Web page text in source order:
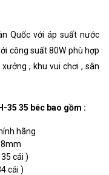
Quốc với áp suất nước
công suất 80W phù hợp
, khu vui chơi , sân
35 35 béc bao gồm :
hãng
8mm
cái )
cái )